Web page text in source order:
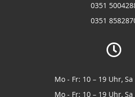
0351
0351
Mo - Fr: 10 – 19 Uhr,
Mo - Fr: 10 – 19 Uhr,